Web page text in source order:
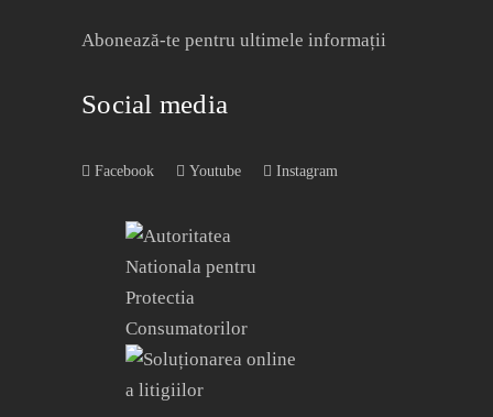
Abonează-te pentru ultimele informații
Social media
Facebook Youtube Instagram